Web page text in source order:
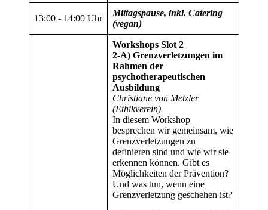
13:00 ‑ 14:00 Uhr
Mittagspause, inkl. Catering
(vegan)
Workshops Slot 2
2-A) Grenzverletzungen im
Rahmen der
psychotherapeutischen
Ausbildung
Christiane von Metzler
(Ethikverein)
In diesem Workshop
besprechen wir gemeinsam, wie
Grenzverletzungen zu
definieren sind und wie wir sie
erkennen können. Gibt es
Möglichkeiten der Prävention?
Und was tun, wenn eine
Grenzverletzung geschehen ist?